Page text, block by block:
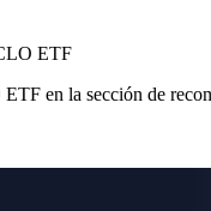
ETF
en la sección de